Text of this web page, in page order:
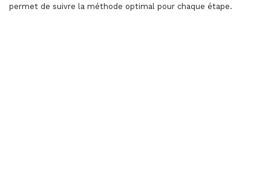
permet de suivre la méthode optimal pour chaque étape.